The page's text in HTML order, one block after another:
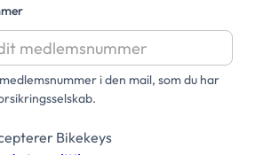
i den mail, som du har
Bikekeys